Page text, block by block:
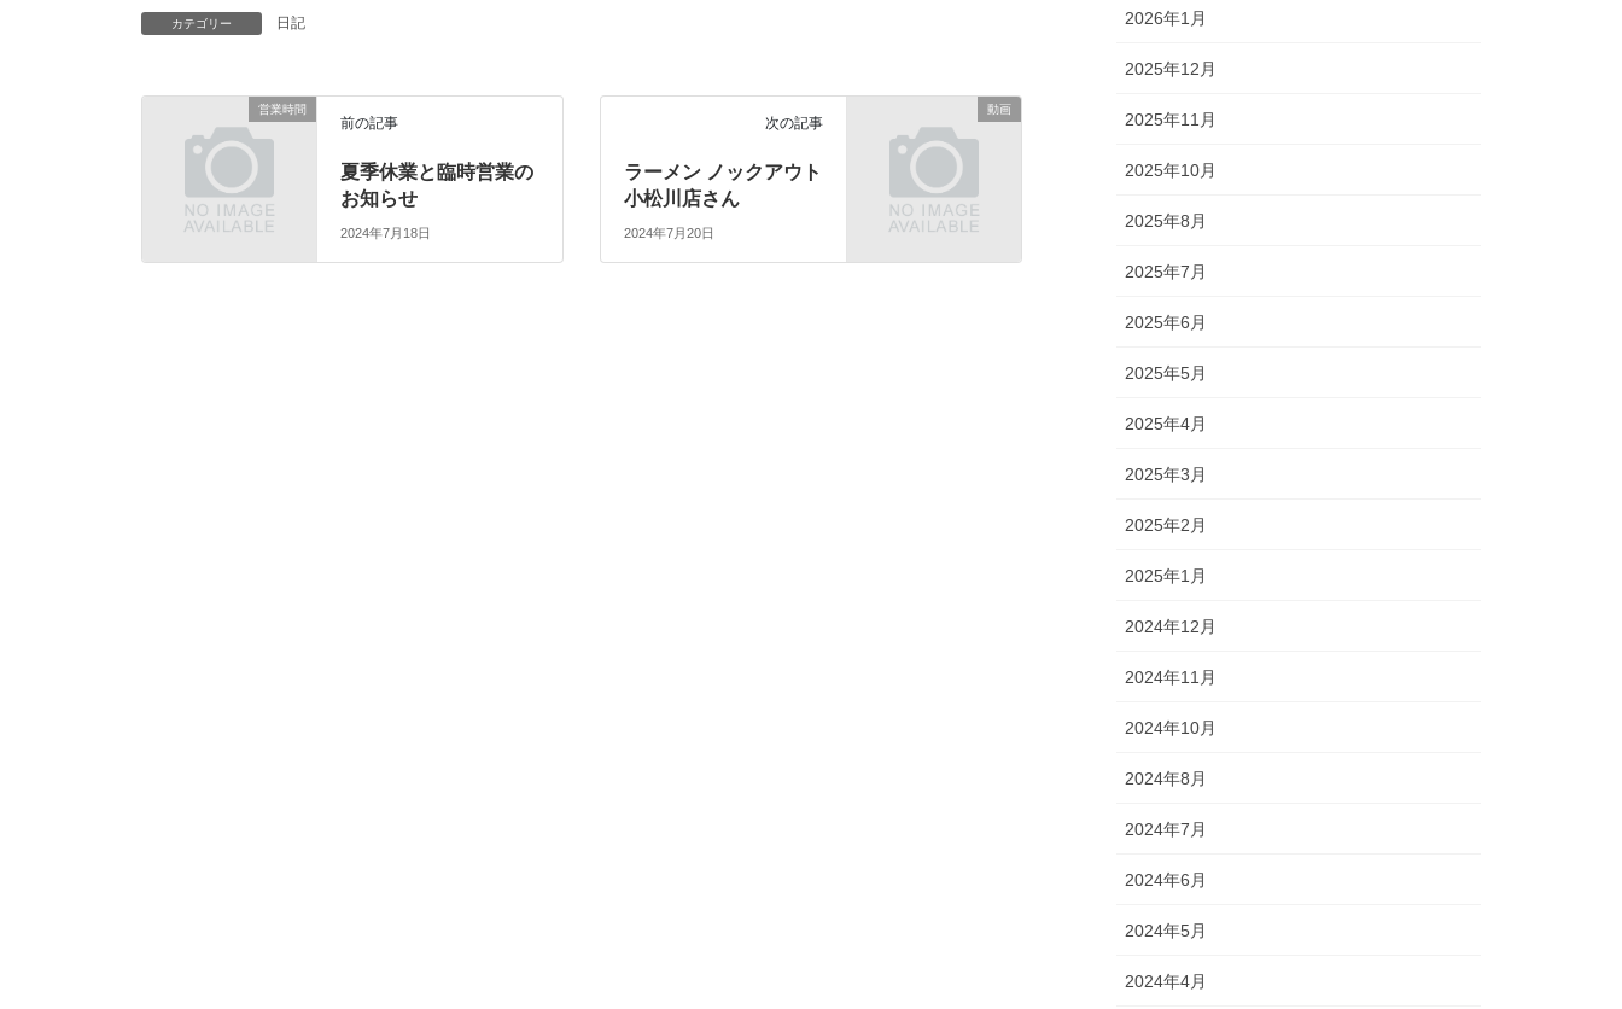
c
o
k
r
d
n
i
カテゴリー 日記
営業時間
前の記事
夏季休業と臨時営業の
お知らせ
2024年7月18日
動画
次の記事
ラーメン ノックアウト
小松川店さん
2024年7月20日
2026年1月
2025年12月
2025年11月
2025年10月
2025年8月
2025年7月
2025年6月
2025年5月
2025年4月
2025年3月
2025年2月
2025年1月
2024年12月
2024年11月
2024年10月
2024年8月
2024年7月
2024年6月
2024年5月
2024年4月